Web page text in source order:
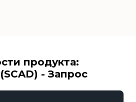
продукта:
- Запрос